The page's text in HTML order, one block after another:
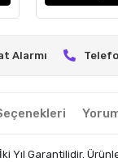
Alarmı
Garantilidir.